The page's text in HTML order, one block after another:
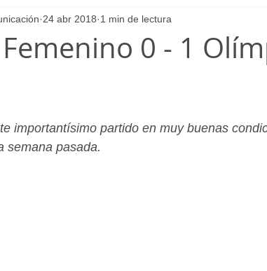
Juvenil_Femenino
0 - 1
24 abr 2018 1 min de lectura
importantísimo partido en muy buenas
semana pasada.